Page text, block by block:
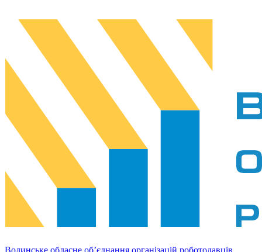
Волинське обласне об’єднання організацій роботодавців